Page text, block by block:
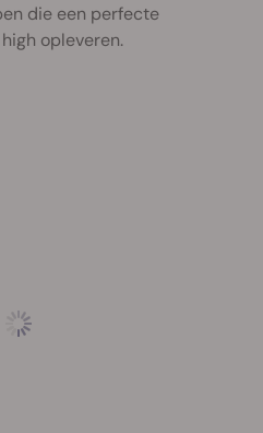
die een perfecte
opleveren.